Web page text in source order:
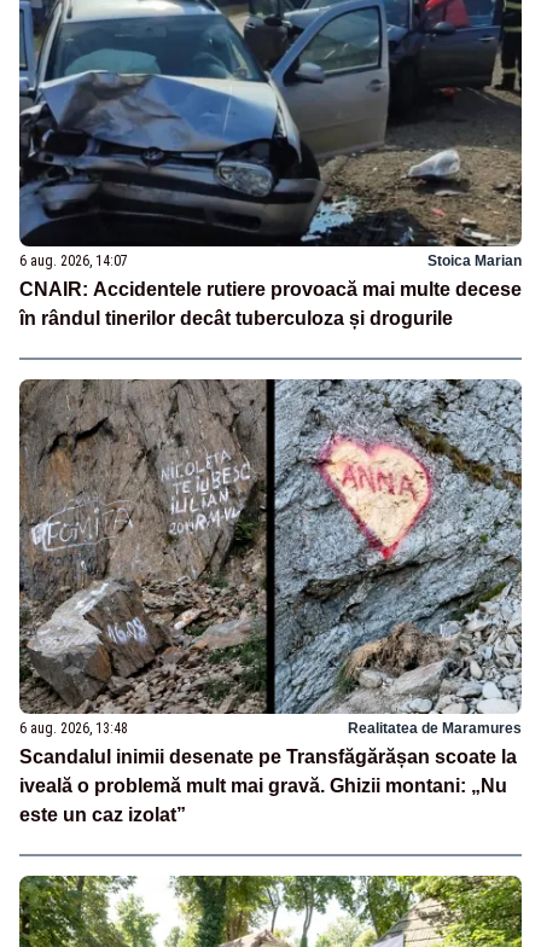
6 aug. 2026, 14:07 Stoica Marian
CNAIR: Accidentele rutiere provoacă mai multe decese
în rândul tinerilor decât tuberculoza și drogurile
6 aug. 2026, 13:48 Realitatea de Maramures
Scandalul inimii desenate pe Transfăgărășan scoate la
iveală o problemă mult mai gravă. Ghizii montani: „Nu
este un caz izolat”